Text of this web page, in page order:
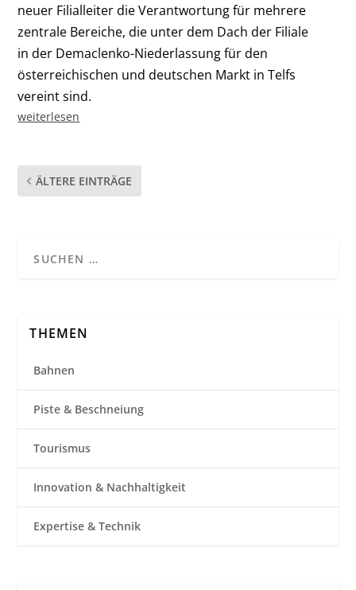
neuer Filialleiter die Verantwortung für mehrere
zentrale Bereiche, die unter dem Dach der Filiale
in der Demaclenko-Niederlassung für den
österreichischen und deutschen Markt in Telfs
vereint sind.
weiterlesen
ÄLTERE EINTRÄGE
THEMEN
Bahnen
Piste & Beschneiung
Tourismus
Innovation & Nachhaltigkeit
Expertise & Technik